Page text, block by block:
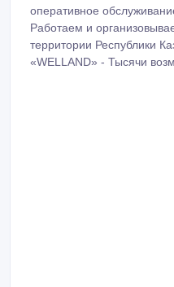
оперативное
Работаем и
территории Республики
«WELLAND» - Тысячи